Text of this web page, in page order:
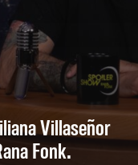
Villaseñor
Fonk.